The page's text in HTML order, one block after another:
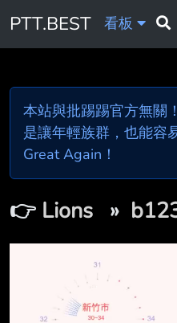
PTT.BEST 看板
本站與批踢踢官方無關
是讓年輕族群，也能容
Great Again！
👉 Lions »